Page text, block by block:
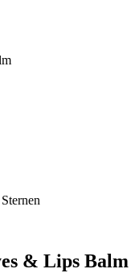
& Lips Balm